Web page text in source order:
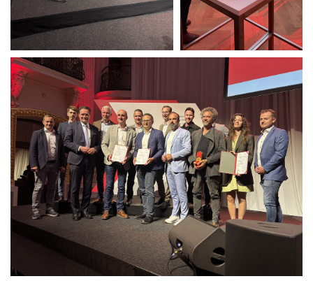
Projekte
Auswahl
Privat
Öffentlich
Holzbau
Massivbau
Wettbewerbe
Umbau
Alle
Projekte
Lehre
Büro